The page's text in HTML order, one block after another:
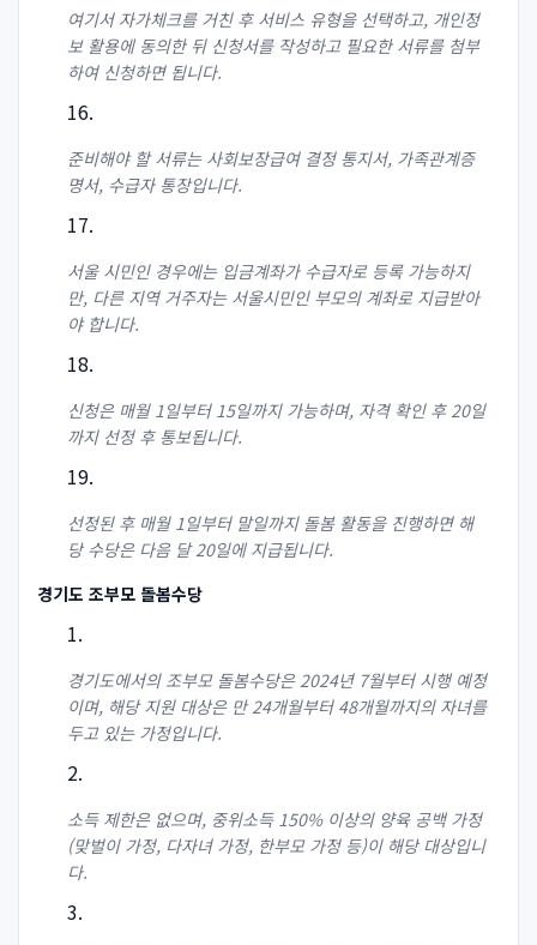
여기서 자가체크를 거친 후 서비스 유형을 선택하고, 개인정
보 활용에 동의한 뒤 신청서를 작성하고 필요한 서류를 첨부
하여 신청하면 됩니다.
준비해야 할 서류는 사회보장급여 결정 통지서, 가족관계증
명서, 수급자 통장입니다.
서울 시민인 경우에는 입금계좌가 수급자로 등록 가능하지
만, 다른 지역 거주자는 서울시민인 부모의 계좌로 지급받아
야 합니다.
신청은 매월 1일부터 15일까지 가능하며, 자격 확인 후 20일
까지 선정 후 통보됩니다.
선정된 후 매월 1일부터 말일까지 돌봄 활동을 진행하면 해
당 수당은 다음 달 20일에 지급됩니다.
경기도 조부모 돌봄수당
경기도에서의 조부모 돌봄수당은 2024년 7월부터 시행 예정
이며, 해당 지원 대상은 만 24개월부터 48개월까지의 자녀를
두고 있는 가정입니다.
소득 제한은 없으며, 중위소득 150% 이상의 양육 공백 가정
(맞벌이 가정, 다자녀 가정, 한부모 가정 등)이 해당 대상입니
다.